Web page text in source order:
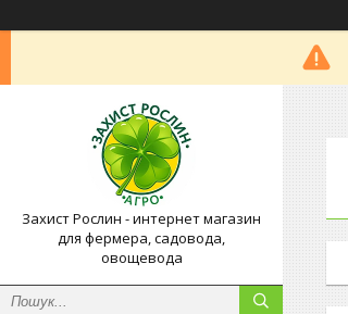
Захист Рослин - интернет магазин
для фермера, садовода,
овощевода